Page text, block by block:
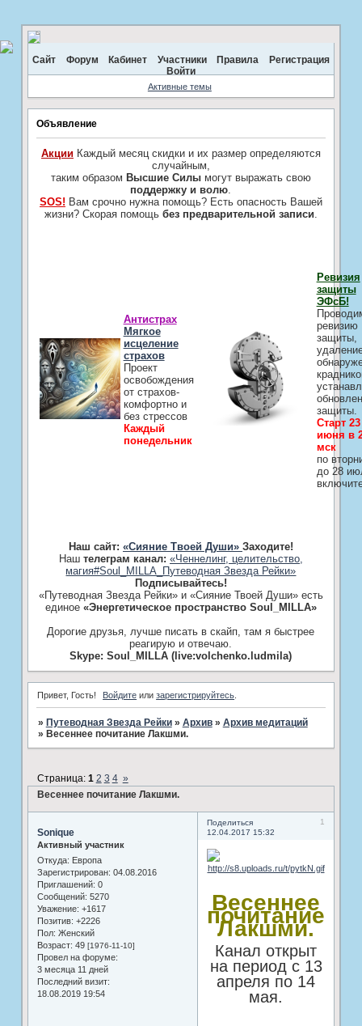
Сайт Форум Кабинет Участники Правила
Регистрация
Войти
Активные темы
Объявление
АкцииКаждый месяц скидки и их размер определяются
случайным,
таким образом Высшие Силымогут выражать свою
поддержку и волю
SOS! Вам срочно нужна помощь? Есть опасность Вашей
жизни? Скорая помощь без предварительной записи
Антистрах
Мягкое
исцеление
страхов
Проект
освобождения
от страхов-
комфортно и
без стрессов
Каждый
понедельник
Ревизия
защиты
ЭФсБ!
ревизию
защиты,
защиты.
Старт 23
июня в
мск
по
до 28
Наш сайт: «Сияние Твоей Души» Заходите!
Наш телеграм канал: «Ченнелинг, целительство,
магия#Soul_MILLA_Путеводная Звезда Рейки»
Подписывайтесь!
«Путеводная Звезда Рейки» и «Сияние Твоей Души» есть
единое «Энергетическое пространство Soul_MILLA»
Дорогие друзья, лучше писать в скайп, там я быстрее
реагирую и отвечаю.
Skype: Soul_MILLA (live:volchenko.ludmila)
Привет, Гость! Войдите илизарегистрируйтесь
» Путеводная Звезда Рейки » ­Архив » ­Архив медитаций
» Весеннее почитание Лакшми.
Весеннее почитание Лакшми.
Страница: 1 2 3 4 »
Поделиться
1
12.04.2017 15:32
Sonique
Активный участник
Откуда: Европа
Зарегистрирован: 04.08.2016
Приглашений: 0
Сообщений: 5270
Уважение: +1617
Позитив: +2226
Пол: Женский
Возраст: 49 [1976-11-10]
Провел на форуме:
3 месяца 11 дней
Последний визит:
18.08.2019 19:54
Весеннее
почитание
Лакшми.
Канал открыт
на период с 13
апреля по 14
мая.